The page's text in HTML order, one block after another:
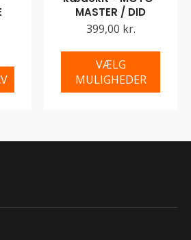
MASTER / DID
399,00 kr.
VÆLG
MULIGHEDER